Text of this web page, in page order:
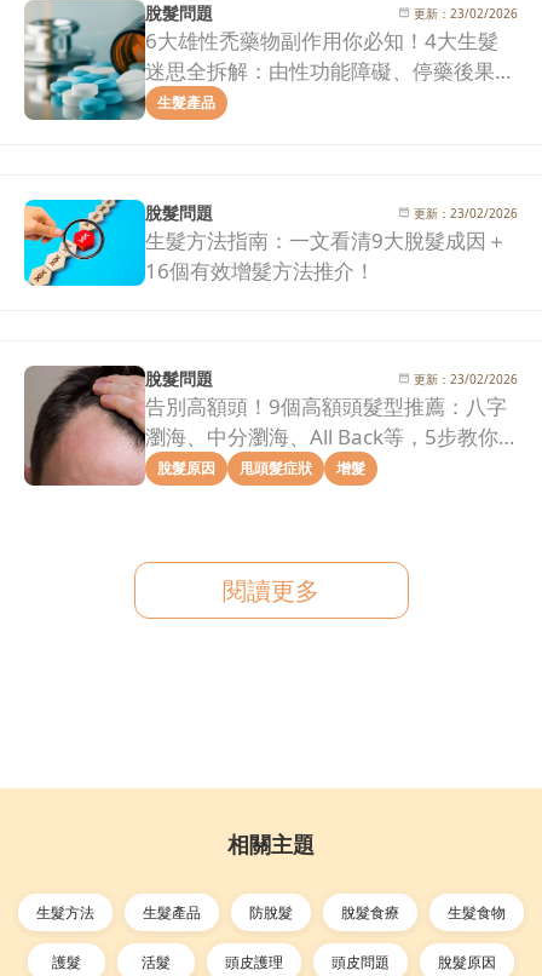
脫髮問題 更新： 23/02/2026
6大雄性禿藥物副作用你必知！4大生髮
迷思全拆解：由性功能障礙、停藥後果到
治療效果一次看清！
生髮產品
脫髮問題 更新： 23/02/2026
生髮方法指南：一文看清9大脫髮成因＋
16個有效增髮方法推介！
脫髮問題 更新： 23/02/2026
告別高額頭！9個高額頭髮型推薦：八字
瀏海、中分瀏海、All Back等，5步教你
拯救髮際線危機！
脫髮原因 甩頭髮症狀 增髮
閱讀更多
相關主題
生髮方法 生髮產品 防脫髮 脫髮食療 生髮食物
護髮 活髮 頭皮護理 頭皮問題 脫髮原因